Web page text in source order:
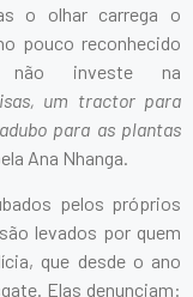
o olhar carrega o
pouco reconhecido
investe na
um tractor para
para as plantas
Ana Nhanga.
pelos próprios
levados por quem
que desde o ano
Elas denunciam: